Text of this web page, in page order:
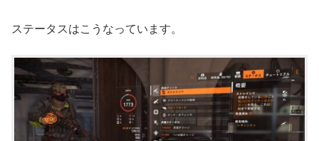
ステータスはこうなっています。